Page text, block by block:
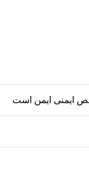
ایمنی ایمن است